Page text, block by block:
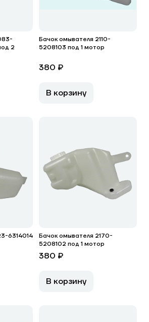
2
Бачок омывателя 2110-
5208103 под 1 мотор
380 ₽
В корзину
6314014
Бачок омывателя 2170-
5208102 под 1 мотор
380 ₽
В корзину